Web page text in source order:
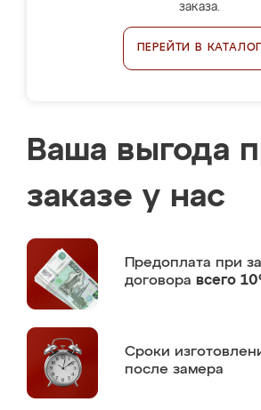
заказа.
ПЕРЕЙТИ В КАТАЛОГ
Ваша выгода
заказе у нас
Предоплата при
договора всего
Сроки
после замера